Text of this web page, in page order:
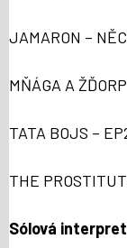
JAMARON –
MŇÁGA A
TATA BOJS –
THE
Sólová